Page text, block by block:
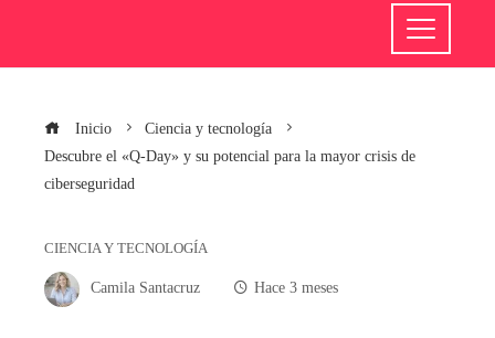
Inicio
Ciencia y tecnología
Descubre el «Q-Day» y su potencial para la mayor crisis de
ciberseguridad
CIENCIA Y TECNOLOGÍA
Camila Santacruz Hace 3 meses